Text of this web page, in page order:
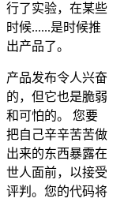
行了实验，在某些
时候......是时候推
出产品了。
产品发布令人兴奋
的，但它也是脆弱
和可怕的。 您要
把自己辛辛苦苦做
出来的东西暴露在
世人面前，以接受
评判。您的代码将